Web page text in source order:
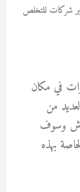
شركات للتخلص
في مكان
من
وسوف
بهذه